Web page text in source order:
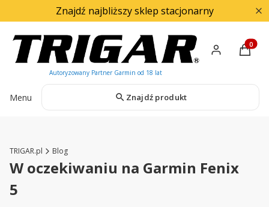
Znajdź najbliższy sklep stacjonarny
Menu Znajdź produkt
TRIGAR.pl Blog
W oczekiwaniu na Garmin Fenix
5